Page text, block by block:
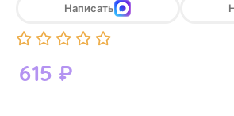
615 ₽
Написать